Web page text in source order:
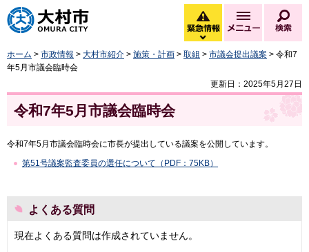
大村市
緊急情報
緊急情報を開く
メニュー
ホーム > 市政情報 > 大村市紹介 > 施策・計画 > 取組 > 市議会提出議案 > 令和7
年5月市議会臨時会
更新日：2025年5月27日
令和7年5月市議会臨時会
令和7年5月市議会臨時会に市長が提出している議案を公開しています。
第51号議案監査委員の選任について（PDF：75KB）
よくある質問
現在よくある質問は作成されていません。